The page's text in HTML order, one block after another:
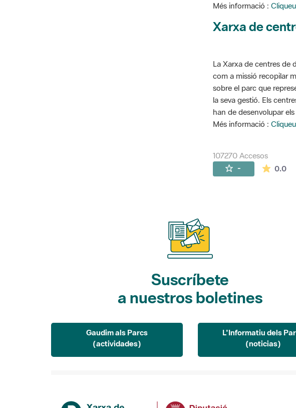
Més informació :
Xarxa de
La Xarxa de centres de
com a missió recopilar
sobre el parc que
la seva gestió. Els
han de desenvolupar
Més informació :
107270 Accesos
- 0.0La
Suscríbete
a nuestros boletines
Gaudim als Parcs
(actividades)
L'Informatiu dels
(noticias)